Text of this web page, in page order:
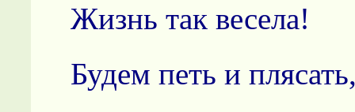
Жизнь так весела!
Будем петь и